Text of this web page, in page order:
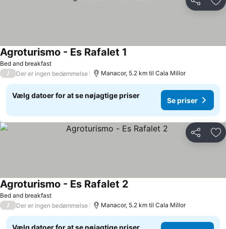
Del
Bed and breakfast
Agroturismo - Es Rafalet 1
/ Der er ingen bedømmelse Manacor, 5.2 km til Cala Millor
Vælg datoer for at se nøjagtige priser
Se priser
Del
Bed and breakfast
Agroturismo - Es Rafalet 2
/ Der er ingen bedømmelse Manacor, 5.2 km til Cala Millor
Vælg datoer for at se nøjagtige priser